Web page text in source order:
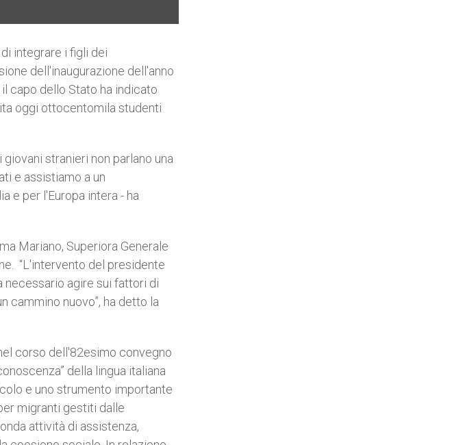
integrare i figli dei
dell'inaugurazione dell'anno
capo dello Stato ha indicato
oggi ottocentomila studenti
stranieri non parlano una
e assistiamo a un
e per l'Europa intera - ha
Mariano, Superiora Generale
“L'intervento del presidente
necessario agire sui fattori di
cammino nuovo”, ha detto la
corso dell'82esimo convegno
della lingua italiana
e uno strumento importante
migranti gestiti dalle
attività di assistenza,